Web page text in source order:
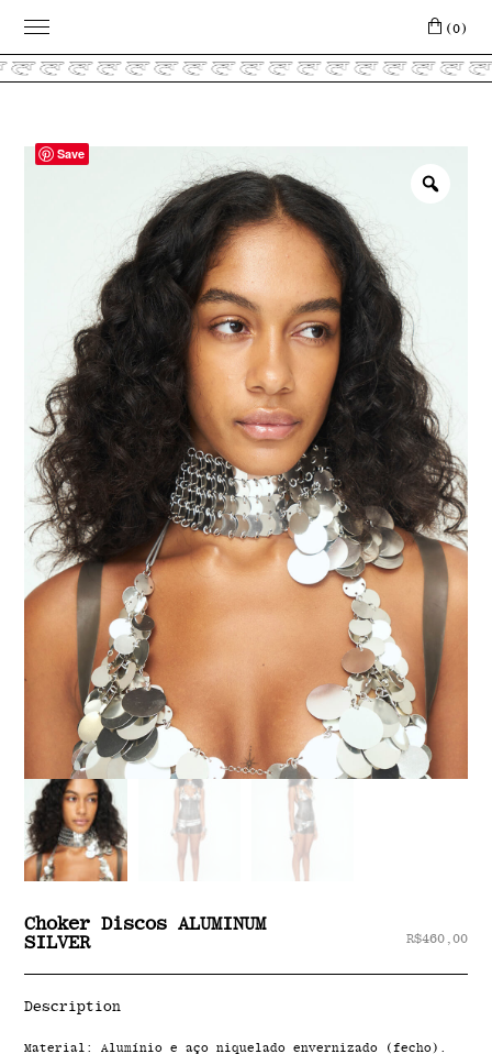
(0)
Save
Choker Discos ALUMINUM
SILVER
R$460,00
Description
Material: Alumínio e aço niquelado envernizado (fecho).